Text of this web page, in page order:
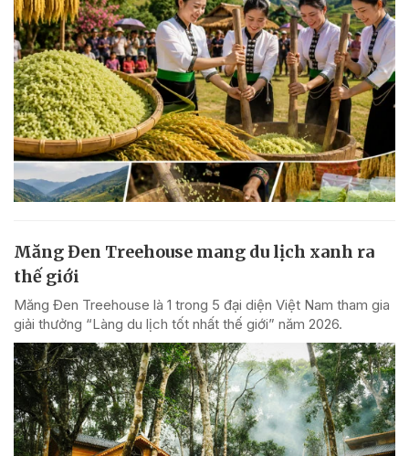
Măng Đen Treehouse mang du lịch xanh ra
thế giới
Măng Đen Treehouse là 1 trong 5 đại diện Việt Nam tham gia
giải thưởng “Làng du lịch tốt nhất thế giới” năm 2026.